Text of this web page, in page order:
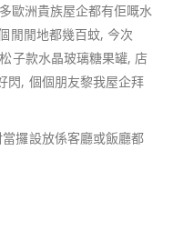
歐洲貴族屋企都有佢嘅水
閒閒地都幾百蚊, 今次
子款水晶玻璃糖果罐, 店
閃, 個個朋友黎我屋企拜
攞設放係客廳或飯廳都